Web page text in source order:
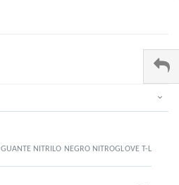
GUANTE NITRILO NEGRO NITROGLOVE T-L